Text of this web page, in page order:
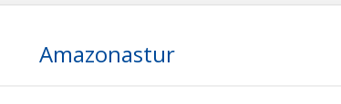
Amazonastur